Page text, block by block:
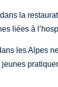
la
liées à
les Alpes